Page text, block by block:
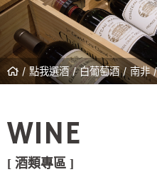
點我選酒 白葡萄酒 南非
WINE
[ 酒類專區 ]